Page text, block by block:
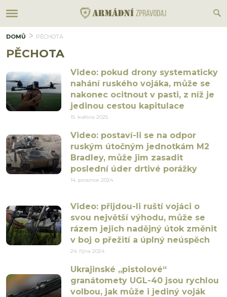
DOMŮ PĚCHOTA
PĚCHOTA
Video: pokud drony systematicky
nahání ruského vojáka, může se
nakonec ocitnout v pasti, z níž je
jedinou cestou kapitulace
15. května 2025
Video: postaví-li se na odpor
ruským útočným jednotkám M2
Bradley, může jim zasadit
poslední úder drtivé porážky
14. prosince 2024
Video: přijdou-li ruští vojáci o
svou největší výhodu, může se
rázem jejich nadějný útok změnit
v boj o přežití a úplný neúspěch
24. října 2024
Ukrajinské „pistolové“
granátomety UGL-40 jsou rychlou
volbou, jak může i jediný voják